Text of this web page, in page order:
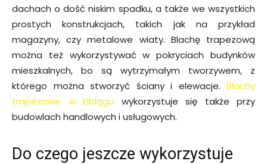
dachach o dość niskim spadku, a także we wszystkich
prostych konstrukcjach, takich jak na przykład
magazyny, czy metalowe wiaty. Blachę trapezową
można też wykorzystywać w pokryciach budynków
mieszkalnych, bo są wytrzymałym tworzywem, z
którego można stworzyć ściany i elewacje. Blachy
trapezowe w Elblągu wykorzystuje się także przy
budowlach handlowych i usługowych.
Do czego jeszcze wykorzystuje